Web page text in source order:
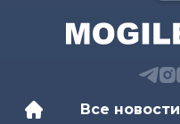
Все новости